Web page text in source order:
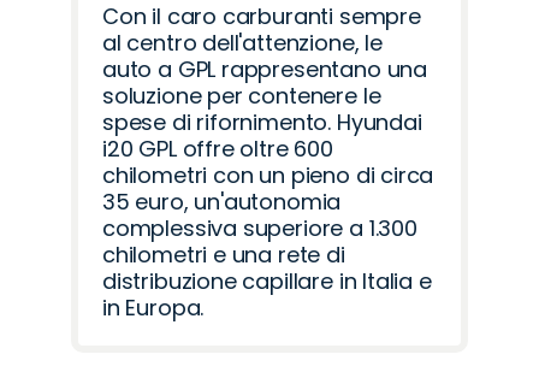
Con il caro carburanti sempre
al centro dell'attenzione, le
auto a GPL rappresentano una
soluzione per contenere le
spese di rifornimento. Hyundai
i20 GPL offre oltre 600
chilometri con un pieno di circa
35 euro, un'autonomia
complessiva superiore a 1.300
chilometri e una rete di
distribuzione capillare in Italia e
in Europa.